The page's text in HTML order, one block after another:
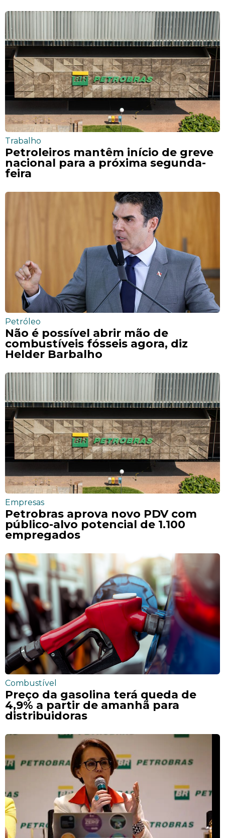
Trabalho
Petroleiros mantêm início de greve
nacional para a próxima segunda-
feira
Petróleo
Não é possível abrir mão de
combustíveis fósseis agora, diz
Helder Barbalho
Empresas
Petrobras aprova novo PDV com
público-alvo potencial de 1.100
empregados
Combustível
Preço da gasolina terá queda de
4,9% a partir de amanhã para
distribuidoras